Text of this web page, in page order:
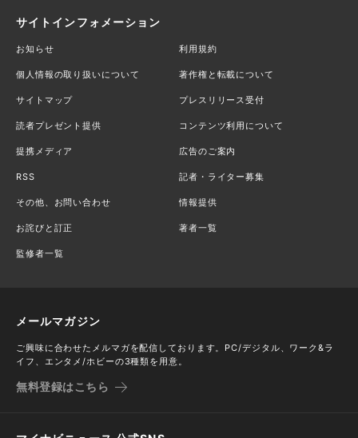
サイトインフォメーション
お知らせ 利用規約
個人情報の取り扱いについて 著作権と転載について
サイトマップ プレスリリース受付
読者プレゼント提供 コンテンツ利用について
提携メディア 広告のご案内
RSS 記者・ライター募集
その他、お問い合わせ 情報提供
お詫びと訂正 著者一覧
監修者一覧
メールマガジン
ご興味に合わせたメルマガを配信しております。PC/デジタル、ワーク&ラ
イフ、エンタメ/ホビーの3種類を用意。
無料登録はこちら